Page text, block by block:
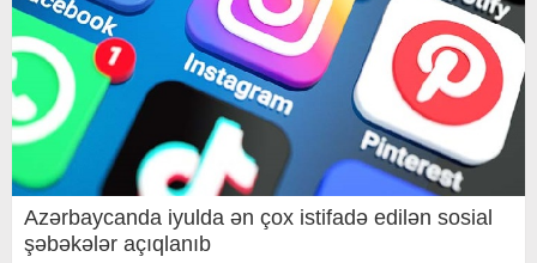
Azərbaycanda iyulda ən çox istifadə edilən sosial
şəbəkələr açıqlanıb